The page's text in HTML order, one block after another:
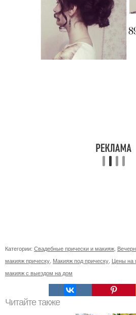
Категории: Свадебные прически и макияж
макияж прическу Макияж под прическу Цены на
макияж с выездом на дом
Читайте также